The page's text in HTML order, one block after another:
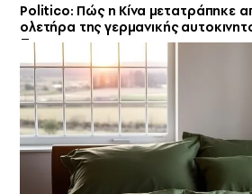
Politico: Πώς η Κίνα μετατράπηκε
ολετήρα της γερμανικής